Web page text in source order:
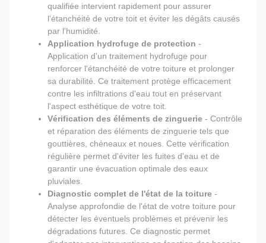
qualifiée intervient rapidement pour assurer
l'étanchéité de votre toit et éviter les dégâts causés
par l'humidité.
Application hydrofuge de protection -
Application d'un traitement hydrofuge pour
renforcer l'étanchéité de votre toiture et prolonger
sa durabilité. Ce traitement protège efficacement
contre les infiltrations d'eau tout en préservant
l'aspect esthétique de votre toit.
Vérification des éléments de zinguerie - Contrôle
et réparation des éléments de zinguerie tels que
gouttières, chéneaux et noues. Cette vérification
régulière permet d'éviter les fuites d'eau et de
garantir une évacuation optimale des eaux
pluviales.
Diagnostic complet de l'état de la toiture -
Analyse approfondie de l'état de votre toiture pour
détecter les éventuels problèmes et prévenir les
dégradations futures. Ce diagnostic permet